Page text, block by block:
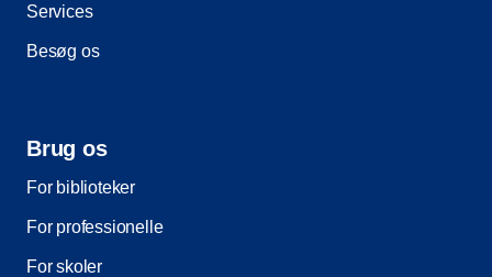
Services
Besøg os
Brug os
For biblioteker
For professionelle
For skoler